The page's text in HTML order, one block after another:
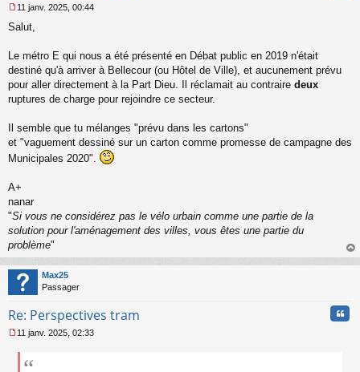
e
s
g
e
n
n
11 janv. 2025, 00:44
Salut,
Le métro E qui nous a été présenté en Débat public en 2019 n'était
destiné qu'à arriver à Bellecour (ou Hôtel de Ville), et aucunement prévu
pour aller directement à la Part Dieu. Il réclamait au contraire deux
ruptures de charge pour rejoindre ce secteur.
Il semble que tu mélanges "prévu dans les cartons"
et "vaguement dessiné sur un carton comme promesse de campagne des
Municipales 2020".
A+
nanar
"Si vous ne considérez pas le vélo urbain comme une partie de la
solution pour l'aménagement des villes, vous êtes une partie du
problème"
au
Max25
Passager
Re: Perspectives tram
e
11 janv. 2025, 02:33